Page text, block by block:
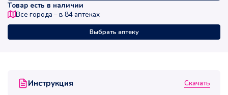
Инструкция Скачать
Товар есть в наличии
Все города – в 84 аптеках
Выбрать аптеку